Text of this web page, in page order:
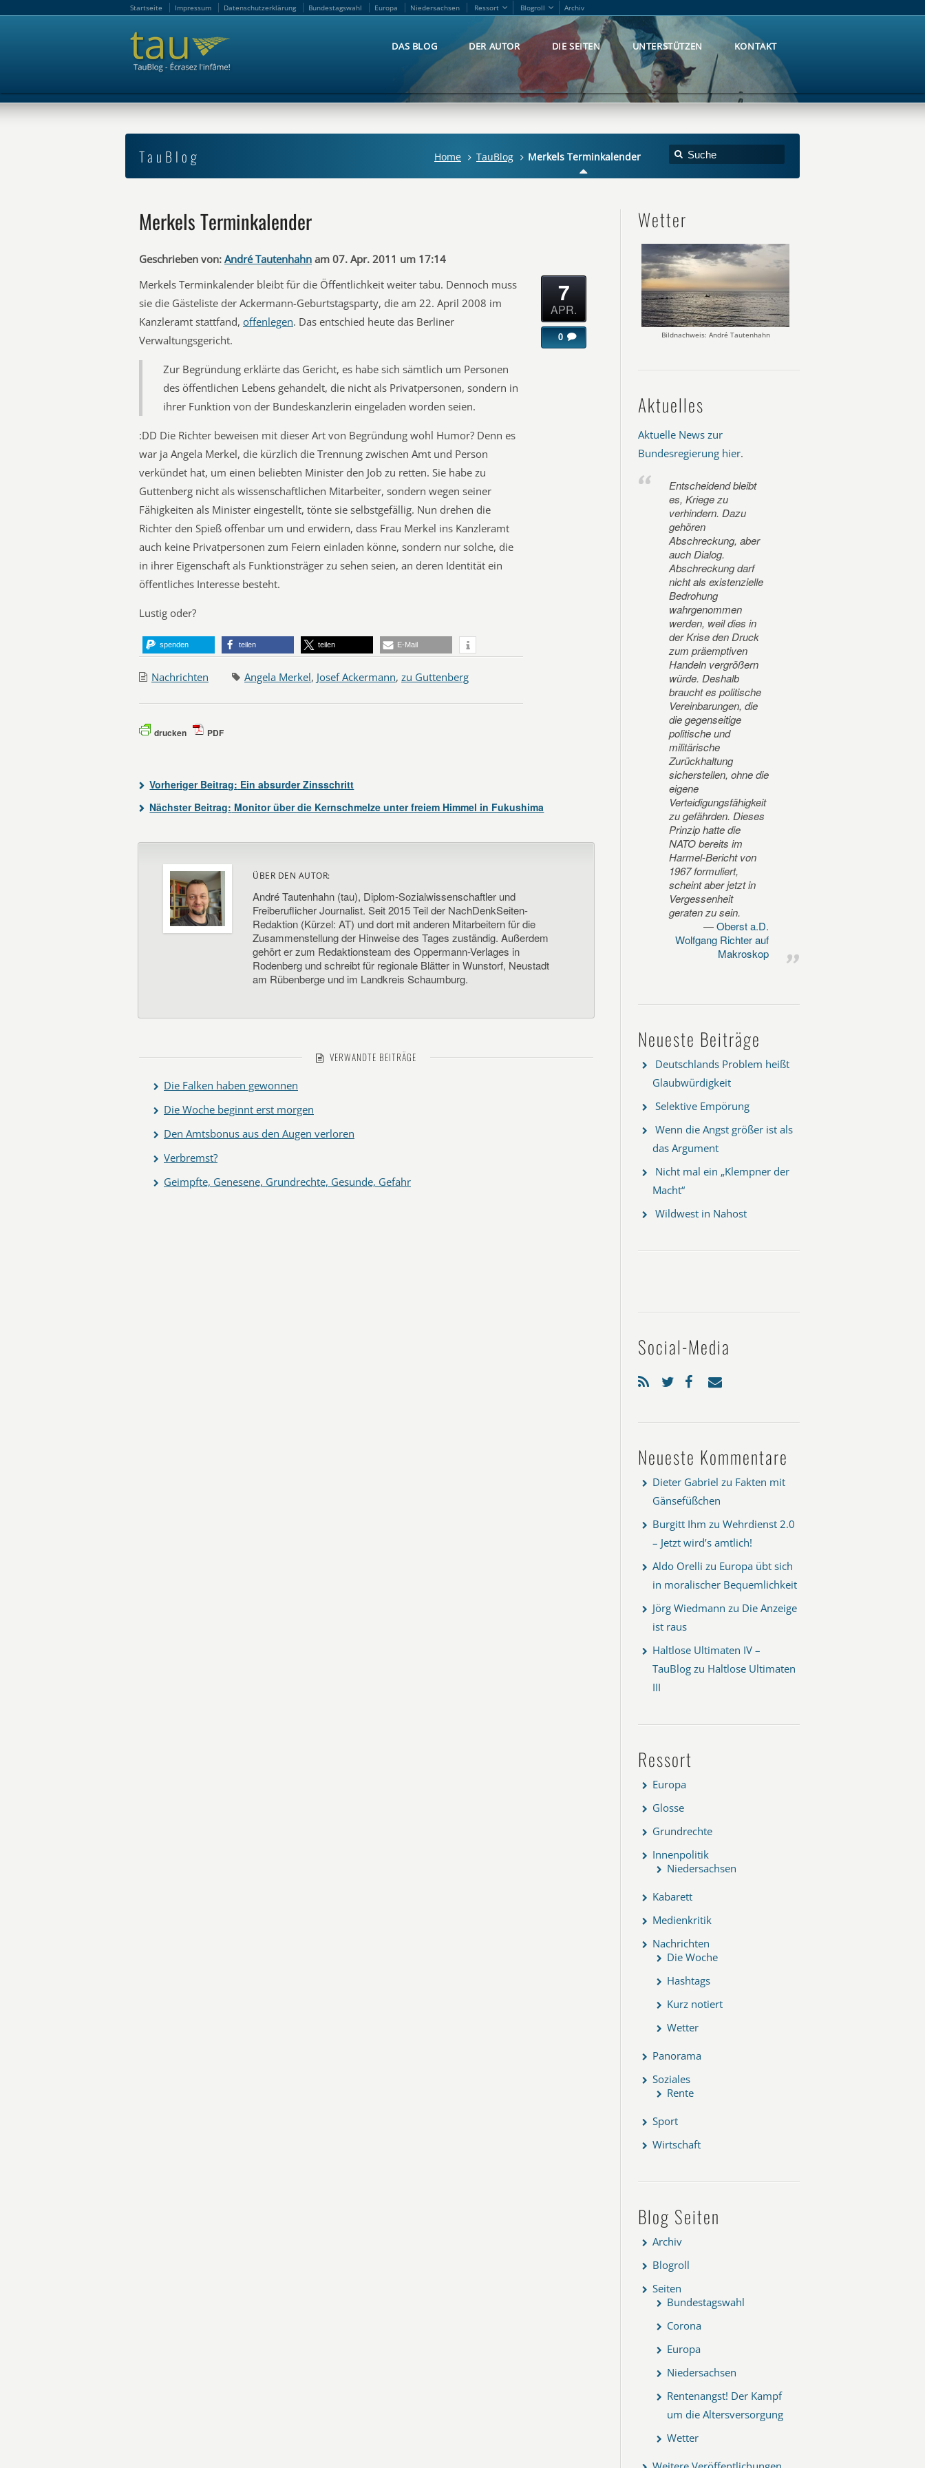
Startseite Impressum Datenschutzerklärung Bundestagswahl Europa Niedersachsen Ressort Blogroll Archiv
DAS BLOG DER AUTOR DIE SEITEN UNTERSTÜTZEN KONTAKT
TauBlog Home TauBlog Merkels Terminkalender
Merkels Terminkalender
Geschrieben von: André Tautenhahn am 07. Apr. 2011 um 17:14
Merkels Terminkalender bleibt für die Öffentlichkeit weiter tabu. Dennoch muss
sie die Gästeliste der Ackermann-Geburtstagsparty, die am 22. April 2008 im
Kanzleramt stattfand, offenlegen. Das entschied heute das Berliner
Verwaltungsgericht.
Zur Begründung erklärte das Gericht, es habe sich sämtlich um Personen
des öffentlichen Lebens gehandelt, die nicht als Privatpersonen, sondern in
ihrer Funktion von der Bundeskanzlerin eingeladen worden seien.
:DD Die Richter beweisen mit dieser Art von Begründung wohl Humor? Denn es
war ja Angela Merkel, die kürzlich die Trennung zwischen Amt und Person
verkündet hat, um einen beliebten Minister den Job zu retten. Sie habe zu
Guttenberg nicht als wissenschaftlichen Mitarbeiter, sondern wegen seiner
Fähigkeiten als Minister eingestellt, tönte sie selbstgefällig. Nun drehen die
Richter den Spieß offenbar um und erwidern, dass Frau Merkel ins Kanzleramt
auch keine Privatpersonen zum Feiern einladen könne, sondern nur solche, die
in ihrer Eigenschaft als Funktionsträger zu sehen seien, an deren Identität ein
öffentliches Interesse besteht.
Lustig oder?
spenden teilen teilen E-Mail
7
APR.
0
Nachrichten Angela Merkel, Josef Ackermann, zu Guttenberg
drucken PDF
Vorheriger Beitrag: Ein absurder Zinsschritt
Nächster Beitrag: Monitor über die Kernschmelze unter freiem Himmel in Fukushima
ÜBER DEN AUTOR:
André Tautenhahn (tau), Diplom-Sozialwissenschaftler und
Freiberuflicher Journalist. Seit 2015 Teil der NachDenkSeiten-
Redaktion (Kürzel: AT) und dort mit anderen Mitarbeitern für die
Zusammenstellung der Hinweise des Tages zuständig. Außerdem
gehört er zum Redaktionsteam des Oppermann-Verlages in
Rodenberg und schreibt für regionale Blätter in Wunstorf, Neustadt
am Rübenberge und im Landkreis Schaumburg.
VERWANDTE BEITRÄGE
Die Falken haben gewonnen
Die Woche beginnt erst morgen
Den Amtsbonus aus den Augen verloren
Verbremst?
Geimpfte, Genesene, Grundrechte, Gesunde, Gefahr
Wetter
Bildnachweis: André Tautenhahn
Aktuelles
Aktuelle News zur
Bundesregierung hier.
Entscheidend bleibt
es, Kriege zu
verhindern. Dazu
gehören
Abschreckung, aber
auch Dialog.
Abschreckung darf
nicht als existenzielle
Bedrohung
wahrgenommen
werden, weil dies in
der Krise den Druck
zum präemptiven
Handeln vergrößern
würde. Deshalb
braucht es politische
Vereinbarungen, die
die gegenseitige
politische und
militärische
Zurückhaltung
sicherstellen, ohne die
eigene
Verteidigungsfähigkeit
zu gefährden. Dieses
Prinzip hatte die
NATO bereits im
Harmel-Bericht von
1967 formuliert,
scheint aber jetzt in
Vergessenheit
geraten zu sein.
Oberst a.D.
Wolfgang Richter auf
Makroskop
Neueste Beiträge
Deutschlands Problem heißt
Glaubwürdigkeit
Selektive Empörung
Wenn die Angst größer ist als
das Argument
Nicht mal ein „Klempner der
Macht“
Wildwest in Nahost
Social-Media
Neueste Kommentare
Dieter Gabriel zu Fakten mit
Gänsefüßchen
Burgitt Ihm zu Wehrdienst 2.0
– Jetzt wird’s amtlich!
Aldo Orelli zu Europa übt sich
in moralischer Bequemlichkeit
Jörg Wiedmann zu Die Anzeige
ist raus
Haltlose Ultimaten IV –
TauBlog zu Haltlose Ultimaten
III
Ressort
Europa
Glosse
Grundrechte
Innenpolitik
Niedersachsen
Kabarett
Medienkritik
Nachrichten
Die Woche
Hashtags
Kurz notiert
Wetter
Panorama
Soziales
Rente
Sport
Wirtschaft
Blog Seiten
Archiv
Blogroll
Seiten
Bundestagswahl
Corona
Europa
Niedersachsen
Rentenangst! Der Kampf
um die Altersversorgung
Wetter
Startseite Impressum Datenschutzerklärung Bundestagswahl Europa Niedersachsen Ressort Blogroll Archiv
DAS BLOG DER AUTOR DIE SEITEN UNTERSTÜTZEN KONTAKT